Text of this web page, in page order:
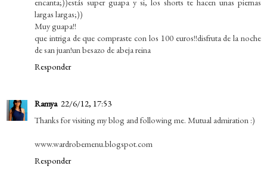
encanta;))estás super guapa y si, los shorts te hacen unas piernas
largas largas;))
Muy guapa!!
que intriga de que compraste con los 100 euros!!disfruta de la noche
de san juan!un besazo de abeja reina
Responder
Ramya 22/6/12, 17:53
Thanks for visiting my blog and following me. Mutual admiration :)
www.wardrobemenu.blogspot.com
Responder